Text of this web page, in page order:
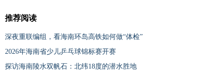
推荐阅读
深夜重联编组，看海南环岛高铁如何做“体检”
2026年海南省少儿乒乓球锦标赛开赛
探访海南陵水双帆石：北纬18度的潜水胜地